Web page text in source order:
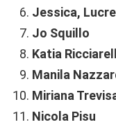
Jessica,
Jo Squillo
Katia
Manila
Miriana
Nicola Pisu